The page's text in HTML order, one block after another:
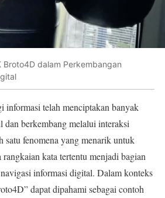
Broto4D dalam Perkembangan
informasi telah menciptakan banyak
dan berkembang melalui interaksi
satu fenomena yang menarik untuk
kata tertentu menjadi bagian
informasi digital. Dalam konteks
dapat dipahami sebagai contoh